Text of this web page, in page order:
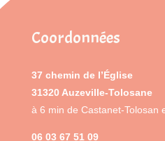
Coordonnées
37 chemin de l’Église
31320 Auzeville-Tolosane
à 6 min de Castanet-Tolosan
06 03 67 51 09